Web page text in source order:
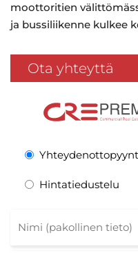
moottoritien
ja bussiliikenne kulkee
Ota yhteyttä
Hintatiedustelu